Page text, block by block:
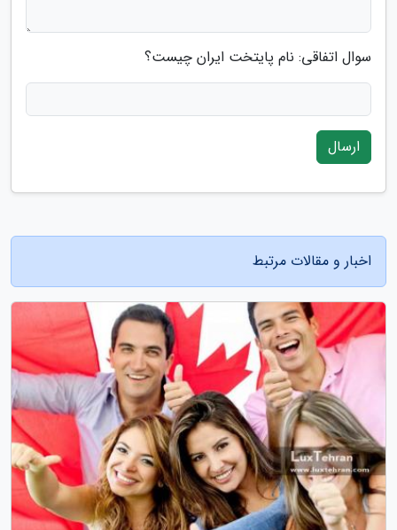
سوال اتفاقی: نام پایتخت ایران چیست؟
ارسال
اخبار و مقالات مرتبط